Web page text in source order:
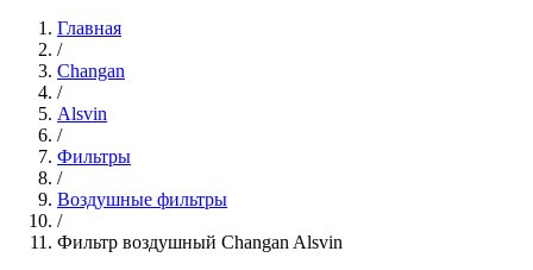
Главная
/
Changan
/
Alsvin
/
Фильтры
/
Воздушные фильтры
/
Фильтр воздушный Changan Alsvin